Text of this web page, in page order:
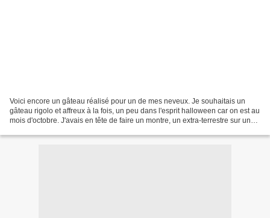
Voici encore un gâteau réalisé pour un de mes neveux. Je souhaitais un
gâteau rigolo et affreux à la fois, un peu dans l'esprit halloween car on est au
mois d'octobre. J'avais en tête de faire un montre, un extra-terrestre sur une